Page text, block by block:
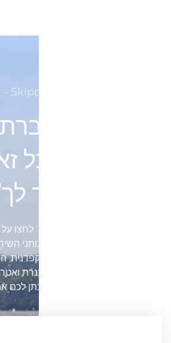
אנחנו לא
אז במה בכל
לעזור
רוצים לדעת קצת יותר עלינו? לחצו
היכולת לספק לכם את מכוון נותני
הספקים שלנו עוברים בדיקה
שירותי קייאקים ועד שייט בכנרת
עדכנו אותנו אם ספק לא נתן לכם